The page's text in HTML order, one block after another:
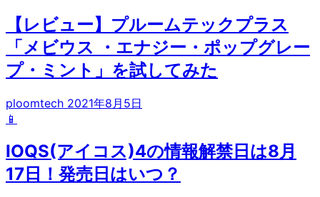
【レビュー】プルームテックプラス
「メビウス ・エナジー・ポップグレー
プ・ミント」を試してみた
ploomtech 2021年8月5日
📱
IOQS(アイコス)4の情報解禁日は8月
17日！発売日はいつ？